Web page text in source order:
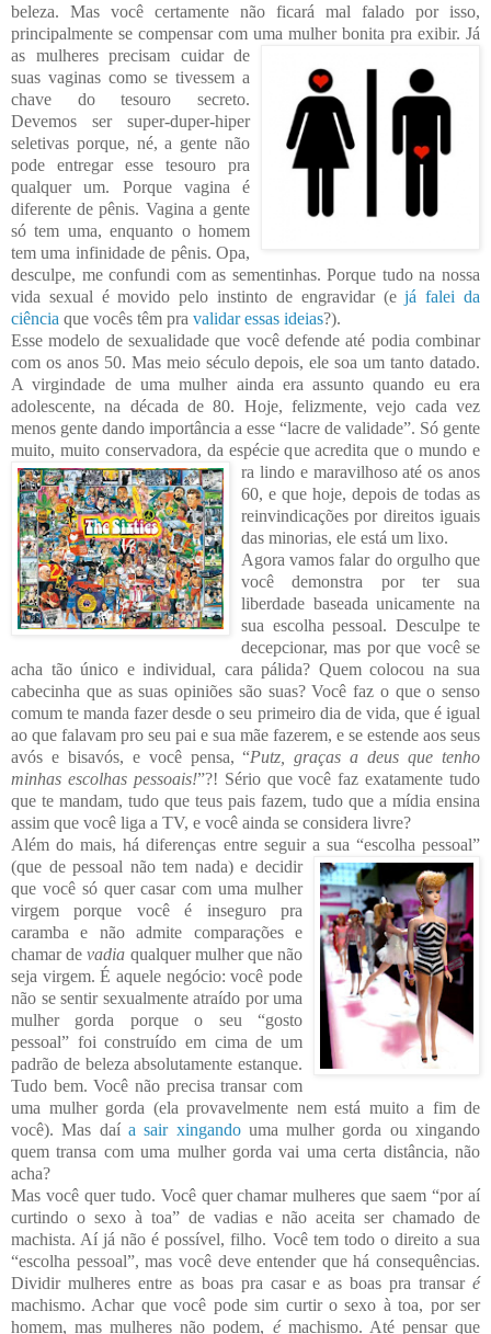
beleza. Mas você certamente não ficará mal falado por isso,
principalmente se compensar com uma mulher bonita pra exibir. Já
as mulheres precisam cuidar de
suas vaginas como se tivessem a
chave do tesouro secreto.
Devemos ser super-duper-hiper
seletivas porque, né, a gente não
pode entregar esse tesouro pra
qualquer um. Porque vagina é
diferente de pênis. Vagina a gente
só tem uma, enquanto o homem
tem uma infinidade de pênis. Opa,
desculpe, me confundi com as sementinhas. Porque tudo na nossa
vida sexual é movido pelo instinto de engravidar (ejá falei da
ciência que vocês têm pra validar essas ideias?).
Esse modelo de sexualidade que você defende até podia combinar
com os anos 50. Mas meio século depois, ele soa um tanto datado.
A virgindade de uma mulher ainda era assunto quando eu era
adolescente, na década de 80. Hoje, felizmente, vejo cada vez
menos gente dando importância a esse “lacre de validade”. Só gente
muito, muito conservadora, da espécie que acredita que o mundo e
ra lindo e maravilhoso até os anos
60, e que hoje, depois de todas as
reinvindicações por direitos iguais
das minorias, ele está um lixo.
Agora vamos falar do orgulho que
você demonstra por ter sua
liberdade baseada unicamente na
sua escolha pessoal. Desculpe te
decepcionar, mas por que você se
acha tão único e individual, cara pálida? Quem colocou na sua
cabecinha que as suas opiniões são suas? Você faz o que o senso
comum te manda fazer desde o seu primeiro dia de vida, que é igual
ao que falavam pro seu pai e sua mãe fazerem, e se estende aos seus
avós e bisavós, e você pensa, “Putz, graças a deus que tenho
minhas escolhas pessoais!”?! Sério que você faz exatamente tudo
que te mandam, tudo que teus pais fazem, tudo que a mídia ensina
assim que você liga a TV, e você ainda se considera livre?
Além do mais, há diferenças entre seguir a sua “escolha pessoal”
(que de pessoal não tem nada) e decidir
que você só quer casar com uma mulher
virgem porque você é inseguro pra
caramba e não admite comparações e
chamar devadia qualquer mulher que não
seja virgem. É aquele negócio: você pode
não se sentir sexualmente atraído por uma
mulher gorda porque o seu “gosto
pessoal” foi construído em cima de um
padrão de beleza absolutamente estanque.
Tudo bem. Você não precisa transar com
uma mulher gorda (ela provavelmente nem está muito a fim de
você). Mas daí a sair xingandouma mulher gorda ou xingando
quem transa com uma mulher gorda vai uma certa distância, não
acha?
Mas você quer tudo. Você quer chamar mulheres que saem “por aí
curtindo o sexo à toa” de vadias e não aceita ser chamado de
machista. Aí já não é possível, filho. Você tem todo o direito a sua
“escolha pessoal”, mas você deve entender que há consequências.
Dividir mulheres entre as boas pra casar e as boas pra transaré
machismo. Achar que você pode sim curtir o sexo à toa, por ser
homem, mas mulheres não podem, émachismo. Até pensar que